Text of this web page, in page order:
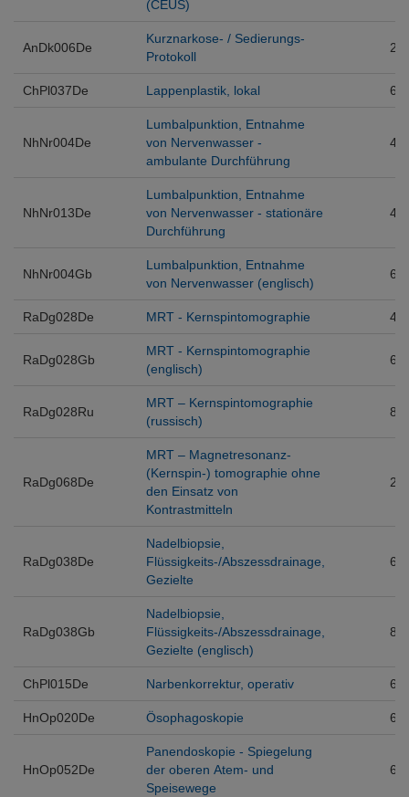
(CEUS)
AnDk006De
Kurznarkose- / Sedierungs-
Protokoll
2
ChPl037De Lappenplastik, lokal 6
NhNr004De
Lumbalpunktion, Entnahme
von Nervenwasser -
ambulante Durchführung
4
NhNr013De
Lumbalpunktion, Entnahme
von Nervenwasser - stationäre
Durchführung
4
NhNr004Gb
Lumbalpunktion, Entnahme
von Nervenwasser (englisch)
6
RaDg028De MRT - Kernspintomographie 4
RaDg028Gb
MRT - Kernspintomographie
(englisch)
6
RaDg028Ru
MRT – Kernspintomographie
(russisch)
8
RaDg068De
MRT – Magnetresonanz-
(Kernspin-) tomographie ohne
den Einsatz von
Kontrastmitteln
2
RaDg038De
Nadelbiopsie,
Flüssigkeits-/Abszessdrainage,
Gezielte
6
RaDg038Gb
Nadelbiopsie,
Flüssigkeits-/Abszessdrainage,
Gezielte (englisch)
8
ChPl015De Narbenkorrektur, operativ
6
HnOp020De
Ösophagoskopie 6
HnOp052De
Panendoskopie - Spiegelung
der oberen Atem- und
Speisewege
6